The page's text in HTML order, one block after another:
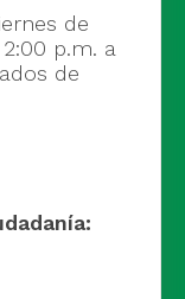
de
p.m. a
de